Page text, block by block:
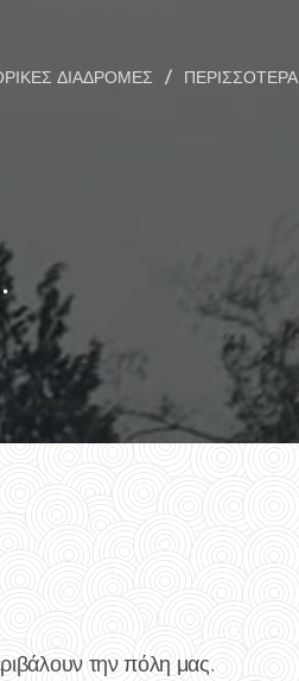
ΔΙΑΔΡΟΜΈΣ ΠΕΡΙΣΣΌΤΕΡΑ
την πόλη μας.